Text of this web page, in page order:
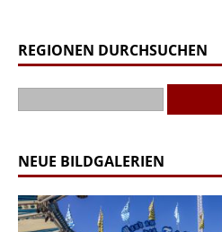
REGIONEN DURCHSUCHEN
NEUE BILDGALERIEN